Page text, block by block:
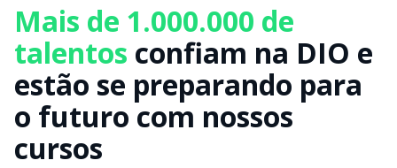
Mais de 1.000.000 de
talentos confiam na DIO e
estão se preparando para
o futuro com nossos
cursos